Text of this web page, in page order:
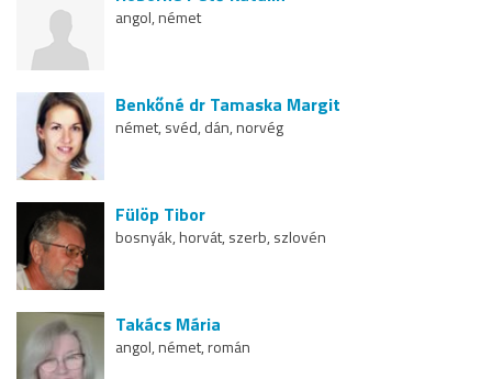
angol, német
Benkőné dr Tamaska Margit
német, svéd, dán, norvég
Fülöp Tibor
bosnyák, horvát, szerb, szlovén
Takács Mária
angol, német, román